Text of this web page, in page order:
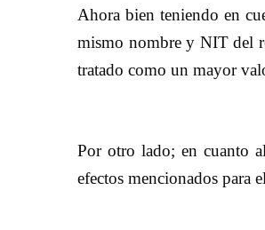
Ahora bien teniendo en
mismo nombre y NIT del
tratado como un mayor
Por otro lado; en cuanto
efectos mencionados para